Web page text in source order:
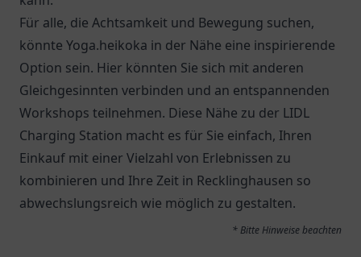
Für alle, die Achtsamkeit und Bewegung suchen,
könnte Yoga.heikoka in der Nähe eine inspirierende
Option sein. Hier könnten Sie sich mit anderen
Gleichgesinnten verbinden und an entspannenden
Workshops teilnehmen. Diese Nähe zu der LIDL
Charging Station macht es für Sie einfach, Ihren
Einkauf mit einer Vielzahl von Erlebnissen zu
kombinieren und Ihre Zeit in Recklinghausen so
abwechslungsreich wie möglich zu gestalten.
* Bitte Hinweise beachten